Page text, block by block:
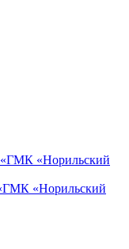
«Норильский
«Норильский